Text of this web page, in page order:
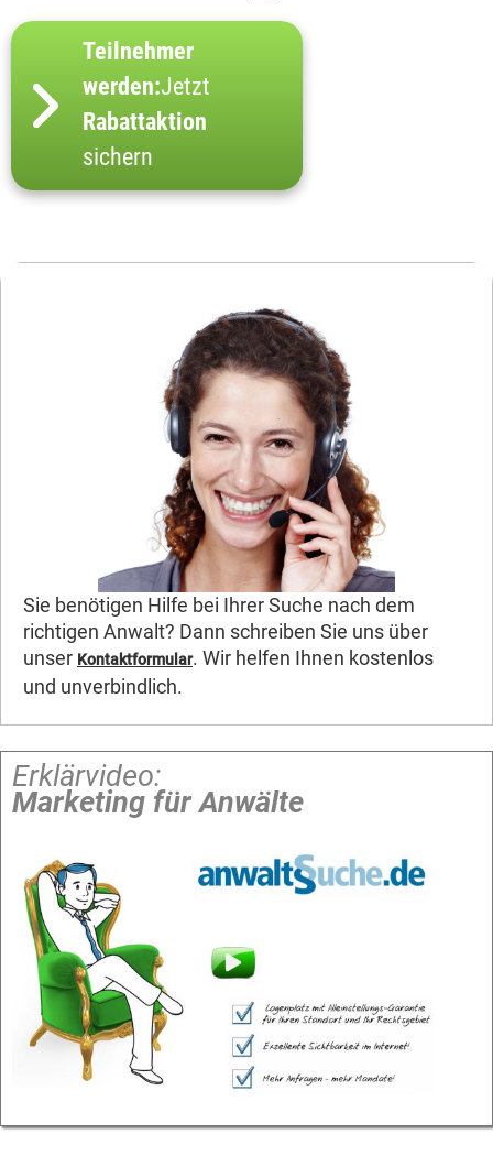
Teilnehmer
werden:Jetzt
Rabattaktion
sichern
Sie benötigen Hilfe bei Ihrer Suche nach dem
richtigen Anwalt? Dann schreiben Sie uns über
unser Kontaktformular. Wir helfen Ihnen kostenlos
und unverbindlich.
Erklärvideo:
Marketing für Anwälte